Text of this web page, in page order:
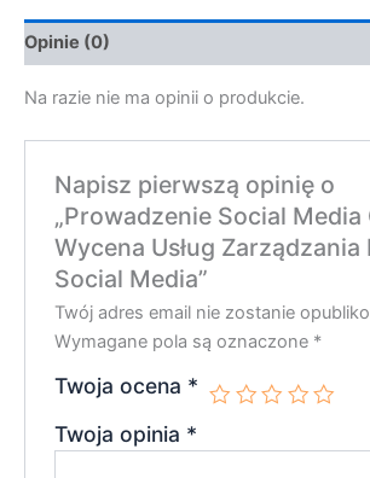
Opinie (0)
Na razie nie ma opinii o produkcie.
Napisz pierwszą opinię o
„Prowadzenie Social Media
Wycena Usług Zarządzania
Social Media”
Twój adres email nie zostanie
Wymagane pola są oznaczone *
Twoja ocena *
Twoja opinia *